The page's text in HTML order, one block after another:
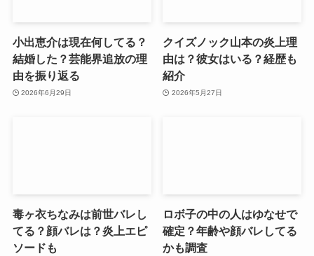
小出恵介は現在何してる？
結婚した？芸能界追放の理
由を振り返る
2026年6月29日
クイズノック山本の炎上理
由は？彼女はいる？経歴も
紹介
2026年5月27日
毒ヶ衣ちなみは前世バレし
てる？顔バレは？炎上エピ
ソードも
ロボ子の中の人はゆなせで
確定？年齢や顔バレしてる
かも調査